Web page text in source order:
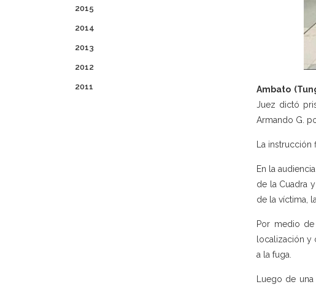
2015
2014
2013
2012
2011 Ambato
Juez dictó
Armando G.
La instrucción
En la
de la Cuadra
de la víctima,
Por medio
localización y
a la fuga.
Luego de